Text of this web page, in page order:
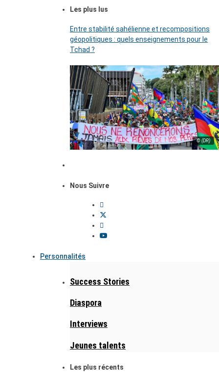
Les plus lus
Entre stabilité sahélienne et recompositions
géopolitiques : quels enseignements pour le
Tchad ?
© (DR)
Nous Suivre
Personnalités
Success Stories
Diaspora
Interviews
Jeunes talents
Les plus récents